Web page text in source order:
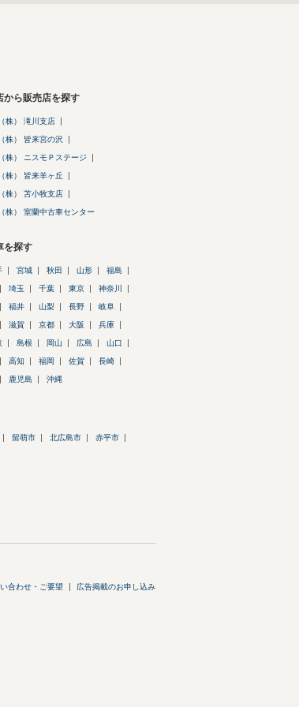
から販売店を探す
株） 滝川支店
株） 皆来宮の沢
株） ニスモＰステージ
株） 皆来羊ヶ丘
株） 苫小牧支店
株） 室蘭中古車センター
を探す
宮城 秋田 山形 福島
埼玉 千葉 東京 神奈川
福井 山梨 長野 岐阜
滋賀 京都 大阪 兵庫
島根 岡山 広島 山口
高知 福岡 佐賀 長崎
鹿児島 沖縄
留萌市 北広島市 赤平市
合わせ・ご要望 広告掲載のお申し込み